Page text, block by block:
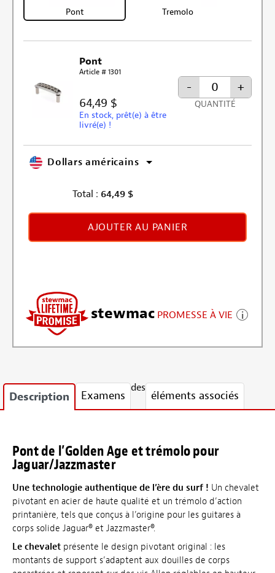
Pont Tremolo
Pont
Article # 1301
64,49 $
En stock, prêt(e) à être
livré(e) !
- +
QUANTITÉ
Dollars américains
Total : 64,49 $
AJOUTER AU PANIER
stewmac PROMESSE À VIE
Description Examens
des
éléments associés
Pont de l’Golden Age et trémolo pour
Jaguar/Jazzmaster
Une technologie authentique de l’ère du surf ! Un chevalet
pivotant en acier de haute qualité et un trémolo d’action
printanière, tels que conçus à l’origine pour les guitares à
corps solide Jaguar® et Jazzmaster®.
Le chevalet présente le design pivotant original : les
montants de support s’adaptent aux douilles de corps